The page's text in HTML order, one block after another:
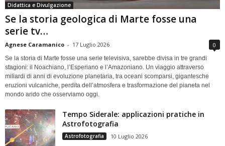
Didattica e Divulgazione
Se la storia geologica di Marte fosse una
serie tv…
Agnese Caramanico - 17 Luglio 2026 0
Se la storia di Marte fosse una serie televisiva, sarebbe divisa in tre grandi
stagioni: il Noachiano, l’Esperiano e l’Amazoniano. Un viaggio attraverso
miliardi di anni di evoluzione planetaria, tra oceani scomparsi, gigantesche
eruzioni vulcaniche, perdita dell’atmosfera e trasformazione del pianeta nel
mondo arido che osserviamo oggi.
Tempo Siderale: applicazioni pratiche in
Astrofotografia
Astrofotografia 10 Luglio 2026